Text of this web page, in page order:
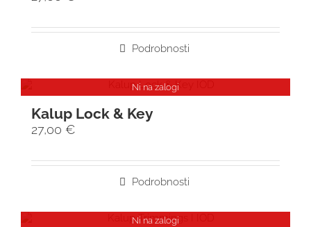
Podrobnosti
Ni na zalogi
Kalup Lock & Key
27,00 €
Podrobnosti
Ni na zalogi